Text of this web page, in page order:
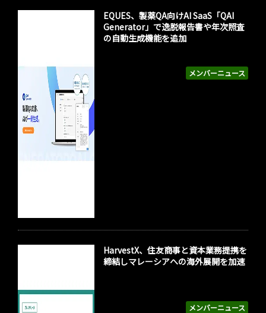
メンバーニュース
EQUES、製薬QA向けAI SaaS「QAI
Generator」で逸脱報告書や年次照査
の自動生成機能を追加
メンバーニュース
HarvestX、住友商事と資本業務提携を
締結しマレーシアへの海外展開を加速